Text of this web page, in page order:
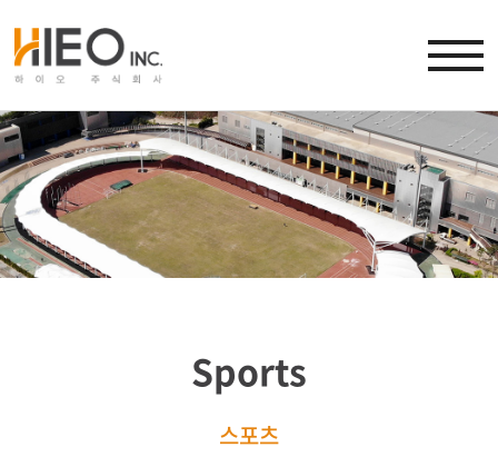
Sports
스포츠